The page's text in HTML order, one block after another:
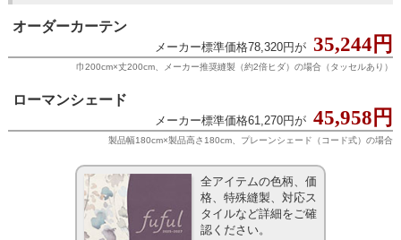
オーダーカーテン
メーカー標準価格78,320円が 35,244円
巾200cm×丈200cm、メーカー推奨縫製（約2倍ヒダ）の場合（タッセルあり）
ローマンシェード
メーカー標準価格61,270円が 45,958円
製品幅180cm×製品高さ180cm、プレーンシェード（コード式）の場合
全アイテムの色柄、価
格、特殊縫製、対応ス
タイルなど詳細をご確
認ください。